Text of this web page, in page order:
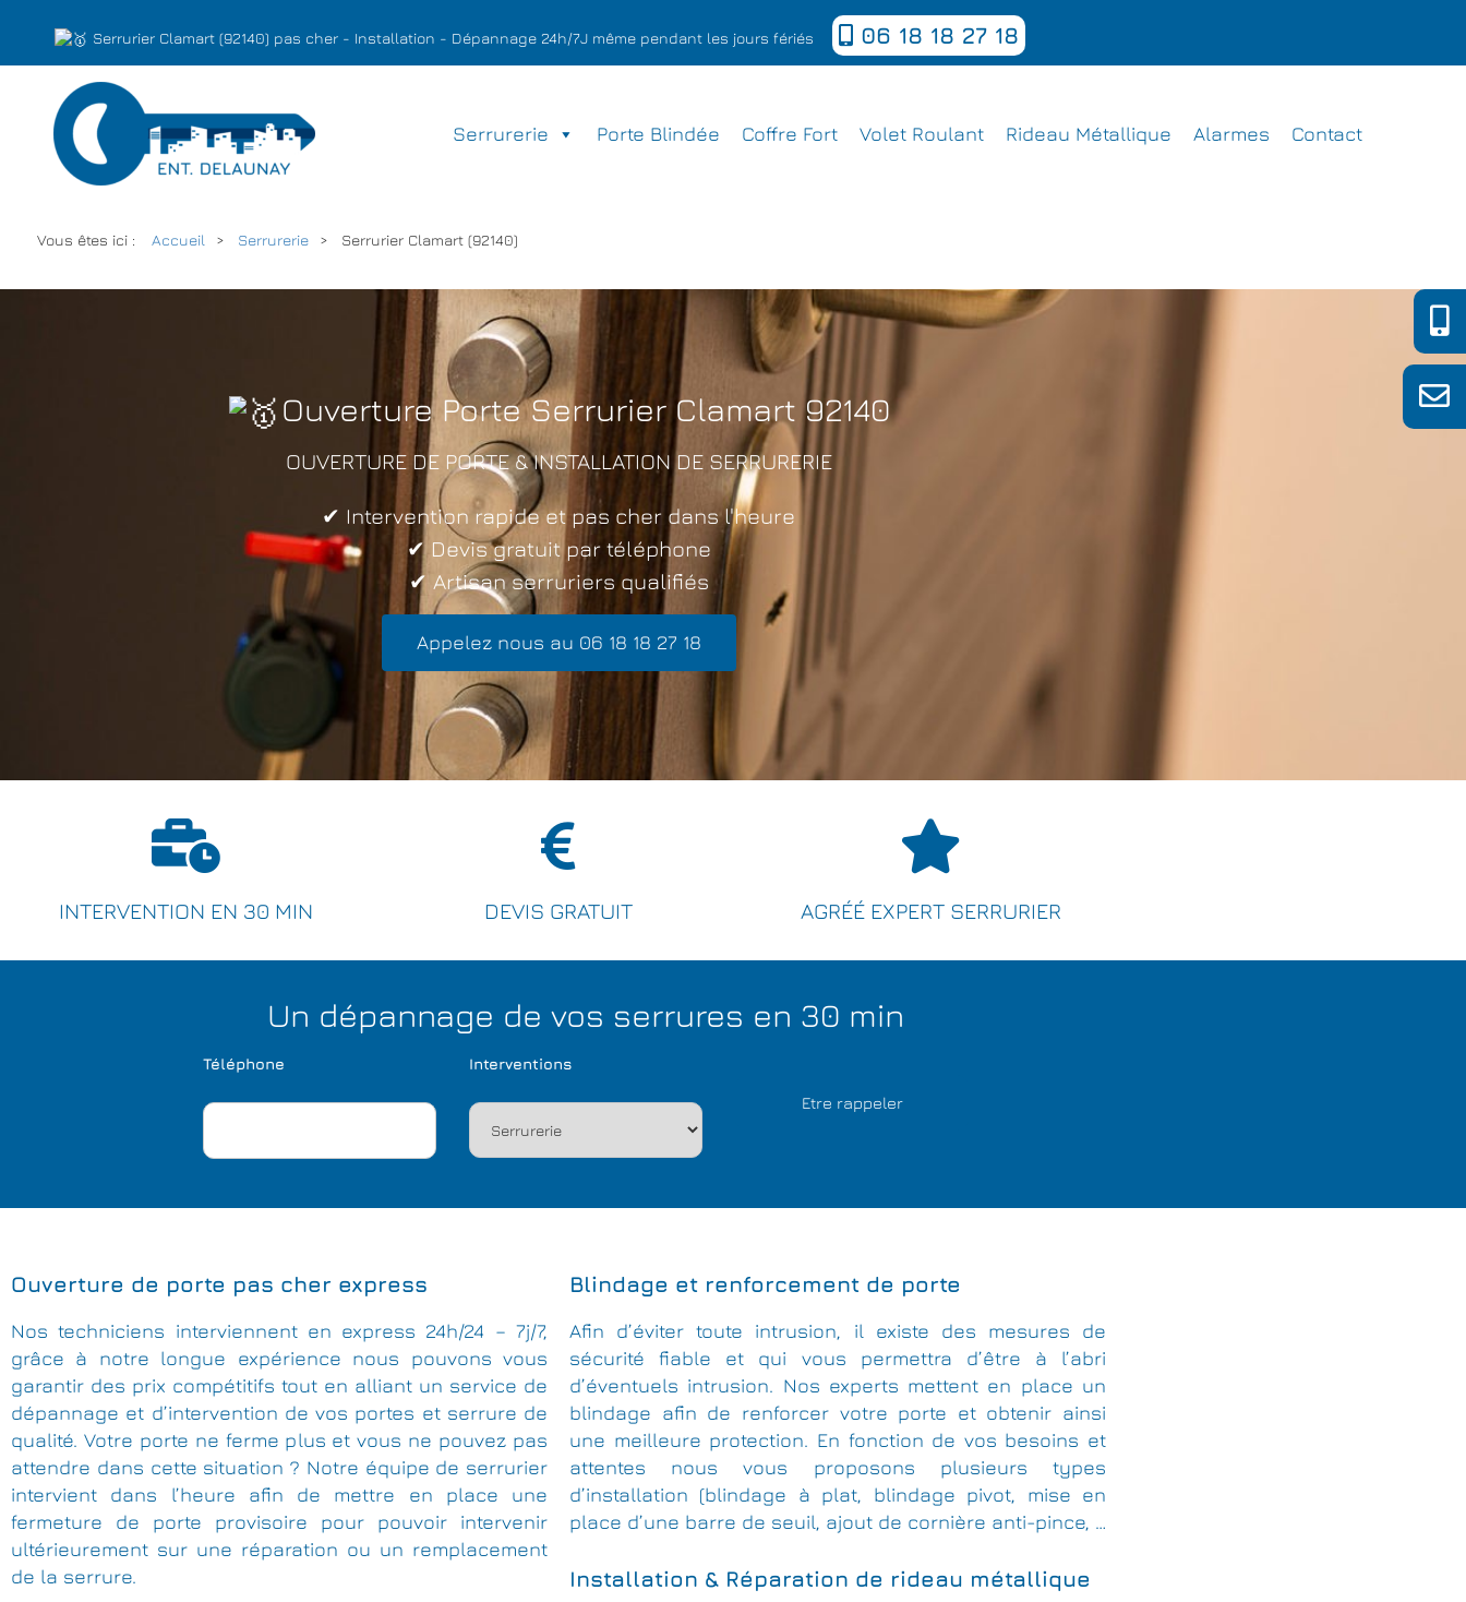
Serrurier Clamart (92140) pas cher - Installation - Dépannage 24h/7J même pendant les jours fériés 06 18 18 27 18
Serrurerie Porte Blindée Coffre Fort Volet Roulant Rideau Métallique Alarmes Contact
Vous êtes ici : Accueil Serrurerie Serrurier Clamart (92140)
Ouverture Porte Serrurier Clamart 92140
OUVERTURE DE PORTE & INSTALLATION DE SERRURERIE
✔ Intervention rapide et pas cher dans l'heure
✔ Devis gratuit par téléphone
✔ Artisan serruriers qualifiés
Appelez nous au 06 18 18 27 18
INTERVENTION EN 30 MIN DEVIS GRATUIT AGRÉÉ EXPERT SERRURIER
Un dépannage de vos serrures en 30 min
Téléphone Interventions
Ouverture de porte pas cher express
Nos techniciens interviennent en express 24h/24 – 7j/7,
grâce à notre longue expérience nous pouvons vous
garantir des prix compétitifs tout en alliant un service de
dépannage et d’intervention de vos portes et serrure de
qualité. Votre porte ne ferme plus et vous ne pouvez pas
attendre dans cette situation ? Notre équipe de serrurier
intervient dans l’heure afin de mettre en place une
fermeture de porte provisoire pour pouvoir intervenir
ultérieurement sur une réparation ou un remplacement
de la serrure.
Blindage et renforcement de porte
Afin d’éviter toute intrusion, il existe des mesures de
sécurité fiable et qui vous permettra d’être à l’abri
d’éventuels intrusion. Nos experts mettent en place un
blindage afin de renforcer votre porte et obtenir ainsi
une meilleure protection. En fonction de vos besoins et
attentes nous vous proposons plusieurs types
d’installation (blindage à plat, blindage pivot, mise en
place d’une barre de seuil, ajout de cornière anti-pince, …
Installation & Réparation de rideau métallique